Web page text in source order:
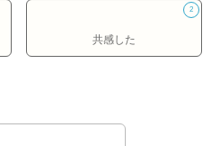
2
共感した